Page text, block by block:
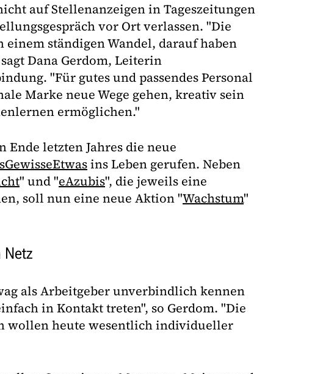
auf Stellenanzeigen in Tageszeitungen
vor Ort verlassen. "Die
ständigen Wandel, darauf haben
Dana Gerdom, Leiterin
"Für gutes und passendes Personal
Marke neue Wege gehen, kreativ sein
ermöglichen."
Ende letzten Jahres die neue
ins Leben gerufen. Neben
" und "eAzubis", die jeweils eine
soll nun eine neue Aktion "Wachstum"
Netz
als Arbeitgeber unverbindlich kennen
in Kontakt treten", so Gerdom. "Die
wollen heute wesentlich individueller